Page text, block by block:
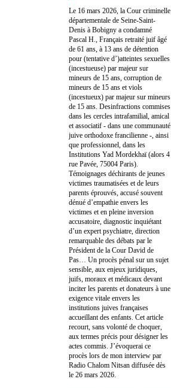
Le 16 mars 2026, la Cour criminelle
départementale de Seine-Saint-
Denis à Bobigny a condamné
Pascal H., Français retraité juif âgé
de 61 ans, à 13 ans de détention
pour (tentative d’)atteintes sexuelles
(incestueuse) par majeur sur
mineurs de 15 ans, corruption de
mineurs de 15 ans et viols
(incestueux) par majeur sur mineurs
de 15 ans. Desinfractions commises
dans les cercles intrafamilial, amical
et associatif - dans une communauté
juive orthodoxe francilienne -, ainsi
que professionnel, dans les
Institutions Yad Mordekhaï (alors 4
rue Pavée, 75004 Paris).
Témoignages déchirants de jeunes
victimes traumatisées et de leurs
parents éprouvés, accusé souvent
dénué d’empathie envers les
victimes et en pleine inversion
accusatoire, diagnostic inquiétant
d’un expert psychiatre, direction
remarquable des débats par le
Président de la Cour David de
Pas… Un procès pénal sur un sujet
sensible, aux enjeux juridiques,
juifs, moraux et médicaux devant
inciter les parents et donateurs à une
exigence vitale envers les
institutions juives françaises
accueillant des enfants. Cet article
recourt, sans volonté de choquer,
aux termes précis pour désigner les
actes commis. J’évoquerai ce
procès lors de mon interview par
Radio Chalom Nitsan diffusée dès
le 26 mars 2026.